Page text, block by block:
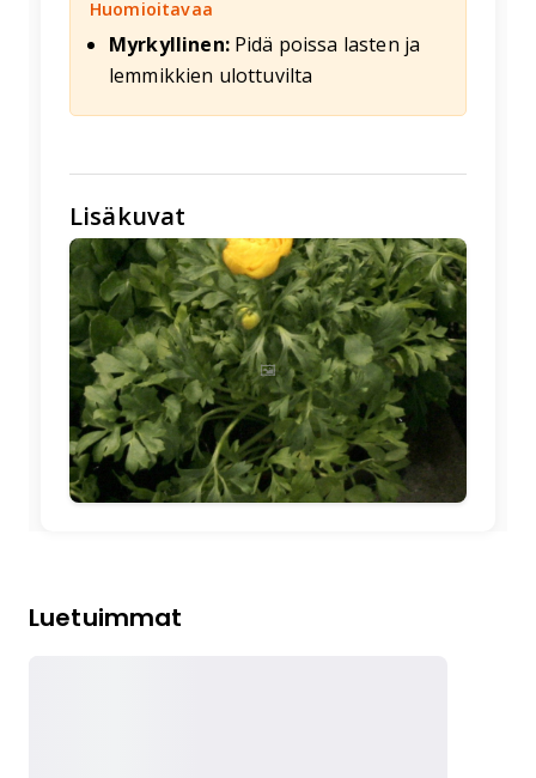
Huomioitavaa
Myrkyllinen:Pidä poissa lasten ja
lemmikkien ulottuvilta
Lisäkuvat
🖼️
Luetuimmat